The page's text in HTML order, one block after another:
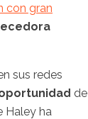
con gran
sus redes
de
Haley ha